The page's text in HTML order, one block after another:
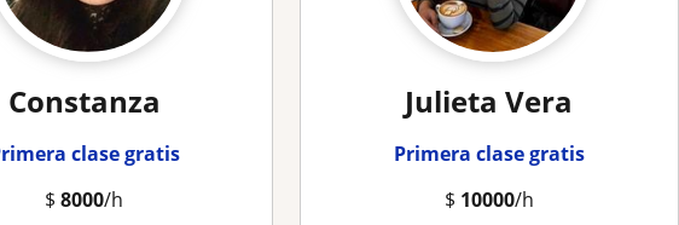
Constanza
clase gratis
$8000/h
Julieta Vera
Primera clase gratis
$ 10000/h